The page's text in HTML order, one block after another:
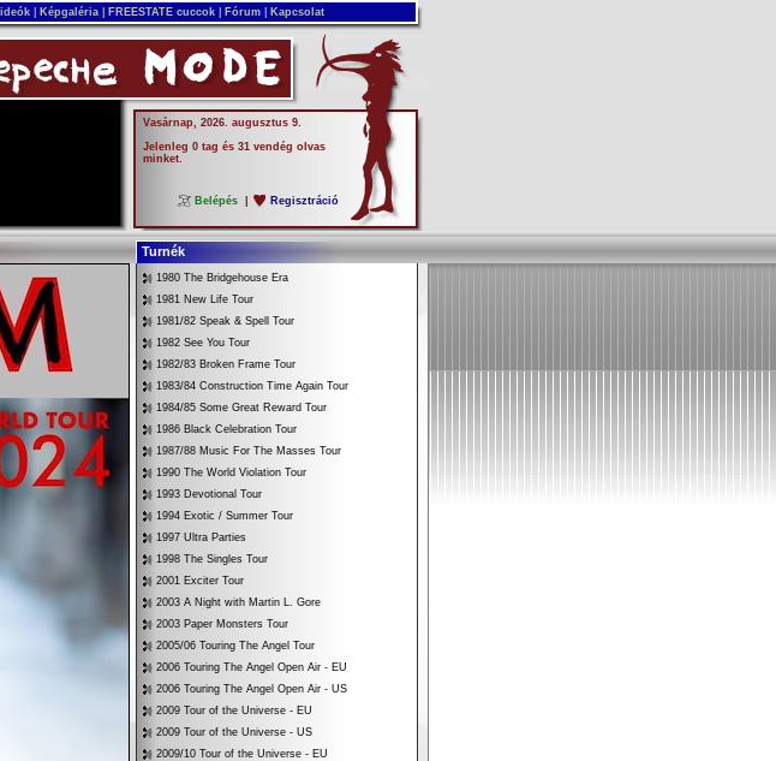
Képgaléria FREESTATE cuccok Fórum Kapcsolat
Vasárnap, 2026. augusztus 9.
Jelenleg 0 tag és 31 vendég olvas
minket.
Belépés Regisztráció
Turnék
1980 The Bridgehouse Era
1981 New Life Tour
1981/82 Speak & Spell Tour
1982 See You Tour
1982/83 Broken Frame Tour
1983/84 Construction Time Again Tour
1984/85 Some Great Reward Tour
1986 Black Celebration Tour
1987/88 Music For The Masses Tour
1990 The World Violation Tour
1993 Devotional Tour
1994 Exotic / Summer Tour
1997 Ultra Parties
1998 The Singles Tour
2001 Exciter Tour
2003 A Night with Martin L. Gore
2003 Paper Monsters Tour
2005/06 Touring The Angel Tour
2006 Touring The Angel Open Air - EU
2006 Touring The Angel Open Air - US
2009 Tour of the Universe - EU
2009 Tour of the Universe - US
2009/10 Tour of the Universe - EU